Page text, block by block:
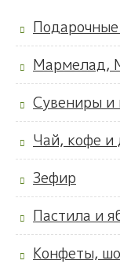
Мармелад,
Сувениры и
Чай, кофе и
Зефир
Пастила и
Конфеты,